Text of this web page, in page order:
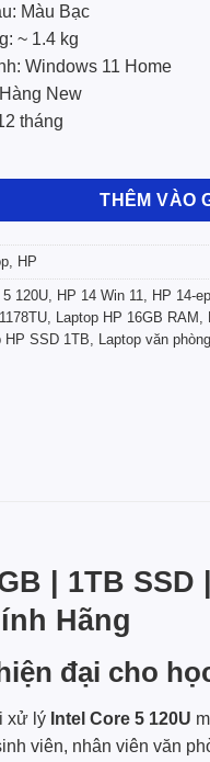
Màu Bạc
~ 1.4 kg
Windows 11 Home
Hàng New
tháng
14-ep1178TU C89ZRPA
THÊM VÀO
HP
120U HP 14 Win 11 HP 14-
Laptop HP 16GB RAM
HP SSD 1TB Laptop văn
| 1TB
Hãng
đại cho
xử lý Intel Core 5 120U
viên, nhân viên văn